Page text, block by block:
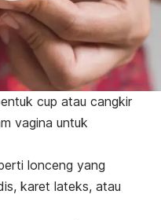
cup atau cangkir
vagina untuk
lonceng yang
karet lateks, atau